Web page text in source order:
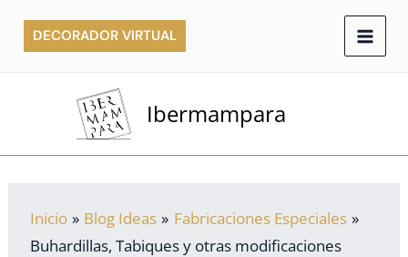
DECORADOR VIRTUAL
Ibermampara
Inicio Blog Ideas
Fabricaciones Especiales
Buhardillas, Tabiques y otras modificaciones